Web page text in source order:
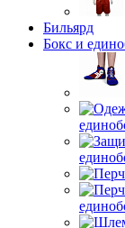
Бильярд
Бокс и